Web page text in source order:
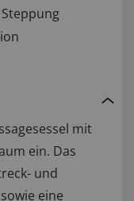
mit
ein. Das
und
eine